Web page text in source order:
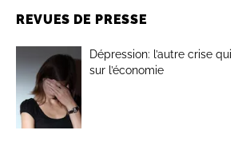
REVUES DE PRESSE
Dépression: l’autre crise
sur l’économie